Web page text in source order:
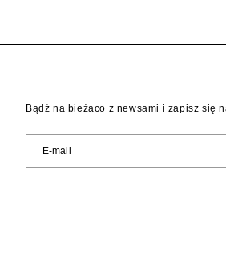
Bądź na bieżaco z newsami i zapisz się